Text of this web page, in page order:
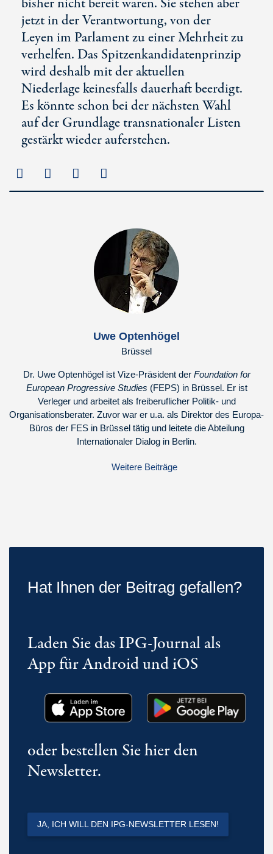
jetzt in der Verantwortung, von der
Leyen im Parlament zu einer Mehrheit zu
verhelfen. Das Spitzenkandidatenprinzip
wird deshalb mit der aktuellen
Niederlage keinesfalls dauerhaft beerdigt.
Es könnte schon bei der nächsten Wahl
auf der Grundlage transnationaler Listen
gestärkt wieder auferstehen.
Uwe Optenhögel
Brüssel
Dr. Uwe Optenhögel ist Vize-Präsident der Foundation for
European Progressive Studies (FEPS) in Brüssel. Er ist
Verleger und arbeitet als freiberuflicher Politik- und
Organisationsberater. Zuvor war er u.a. als Direktor des Europa-
Büros der FES in Brüssel tätig und leitete die Abteilung
Internationaler Dialog in Berlin.
Weitere Beiträge
Hat Ihnen der Beitrag gefallen?
Laden Sie das IPG-Journal als
App für Android und iOS
oder bestellen Sie hier den
Newsletter.
JA, ICH WILL DEN IPG-NEWSLETTER LESEN!